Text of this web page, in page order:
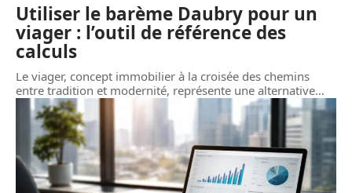
Utiliser le barème Daubry pour un
viager : l’outil de référence des
calculs
Le viager, concept immobilier à la croisée des chemins
entre tradition et modernité, représente une alternative…